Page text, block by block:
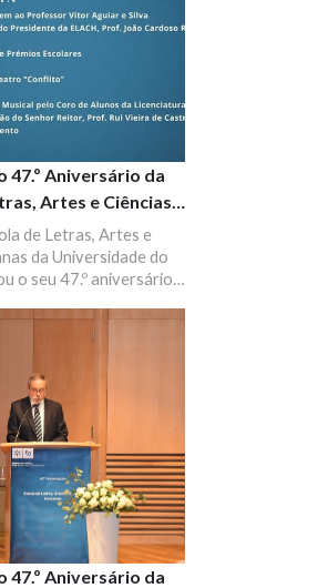
47.º Aniversário da
Artes e Ciências
de Letras, Artes e
da Universidade do
o seu 47.º aniversário a
que incluiu uma breve
Vítor Aguiar e
47.º Aniversário da